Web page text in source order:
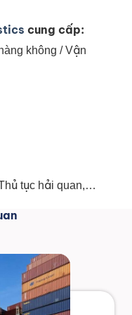
cung cấp:
không / Vận
tục hải quan,…